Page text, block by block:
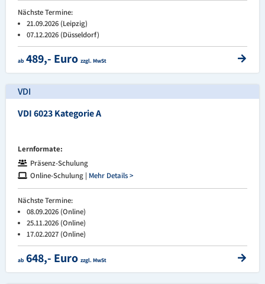
Nächste Termine:
21.09.2026 (Leipzig)
07.12.2026 (Düsseldorf)
ab 489,- Euro zzgl. MwSt
VDI
VDI 6023 Kategorie A
Lernformate:
Präsenz-Schulung
Online-Schulung | Mehr Details >
Nächste Termine:
08.09.2026 (Online)
25.11.2026 (Online)
17.02.2027 (Online)
ab 648,- Euro zzgl. MwSt